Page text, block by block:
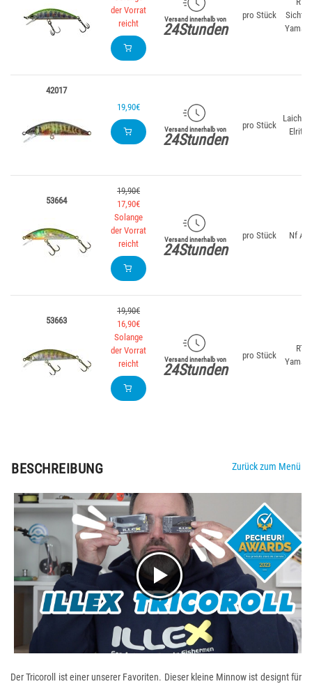
der Vorrat
reicht
Versand innerhalb von
24Stunden
pro Stück
42017
19,90€
Versand innerhalb von
24Stunden
pro Stück
Elritze
53664
19,90€
17,90€
Solange
der Vorrat
reicht
Versand innerhalb von
24Stunden
pro Stück Nf Ayu
53663
19,90€
16,90€
Solange
der Vorrat
reicht
Versand innerhalb von
24Stunden
pro Stück
RT
BESCHREIBUNG Zurück zum Menü
Der Tricoroll ist einer unserer Favoriten. Dieser kleine Minnow ist designt für